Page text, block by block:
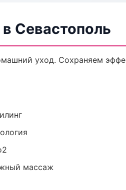
Севастополь
уход. Сохраняем
массаж